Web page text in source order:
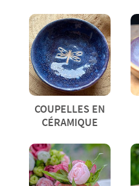
COUPELLES EN
CÉRAMIQUE